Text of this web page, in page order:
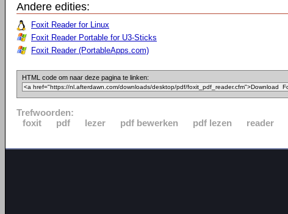
Andere edities:
Foxit Reader for Linux
Foxit Reader Portable for U3-Sticks
Foxit Reader (PortableApps.com)
HTML code om naar deze pagina te linken:
Trefwoorden:
foxit
pdf lezer pdf bewerken pdf lezen reader